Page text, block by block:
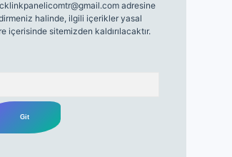
adresine
halinde, ilgili içerikler yasal
içerisinde sitemizden kaldırılacaktır.